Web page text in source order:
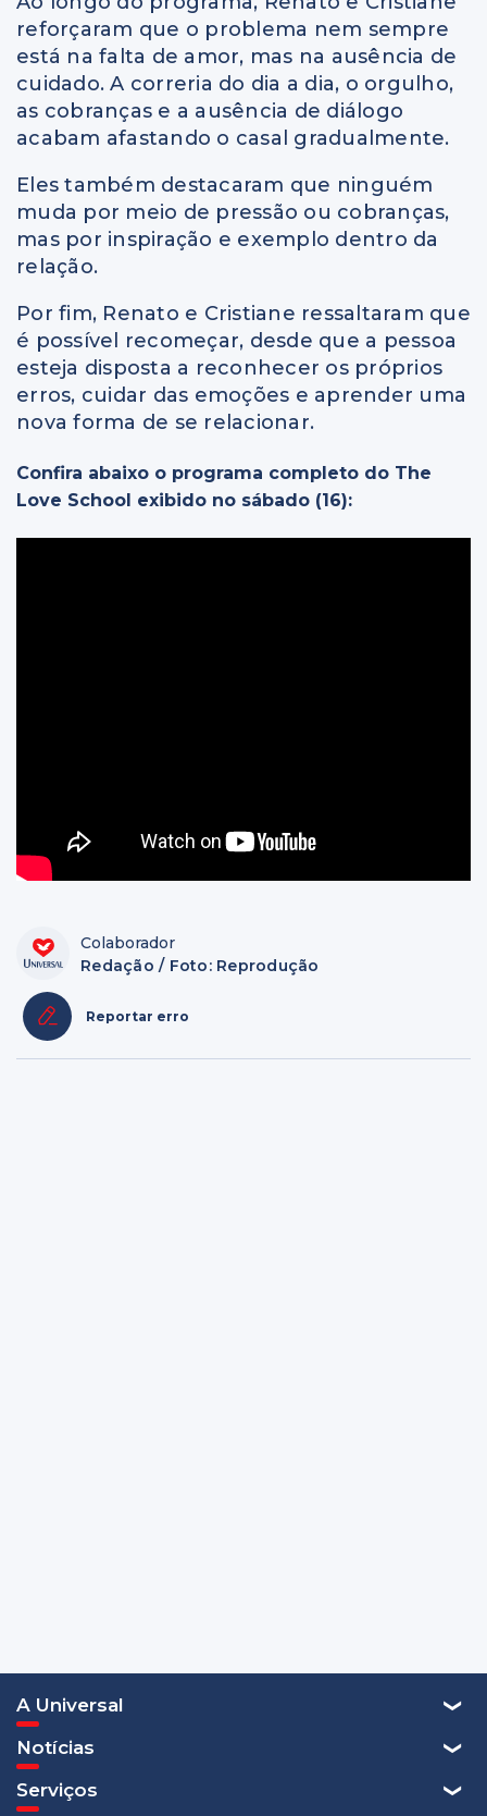
reforçaram que o problema nem sempre
está na falta de amor, mas na ausência de
cuidado. A correria do dia a dia, o orgulho,
as cobranças e a ausência de diálogo
acabam afastando o casal gradualmente.
Eles também destacaram que ninguém
muda por meio de pressão ou cobranças,
mas por inspiração e exemplo dentro da
relação.
Por fim, Renato e Cristiane ressaltaram que
é possível recomeçar, desde que a pessoa
esteja disposta a reconhecer os próprios
erros, cuidar das emoções e aprender uma
nova forma de se relacionar.
Confira abaixo o programa completo do The
Love School exibido no sábado (16):
Colaborador
Redação / Foto: Reprodução
Reportar erro
A Universal
Notícias
Serviços